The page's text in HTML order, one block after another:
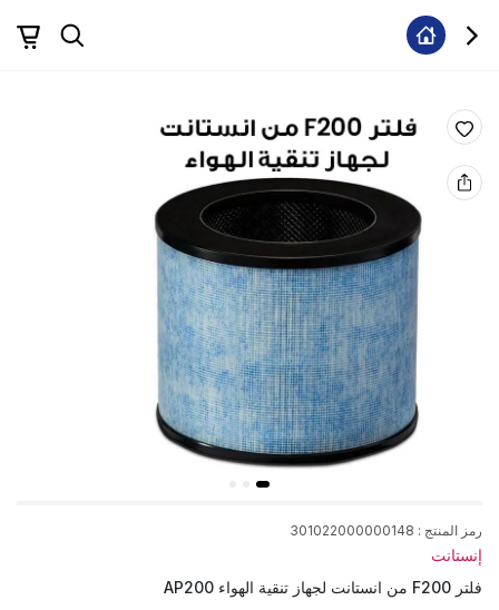
رمز المنتج :
301022000000148
إنستانت
فلتر F200 من انستانت لجهاز تنقية الهواء AP200